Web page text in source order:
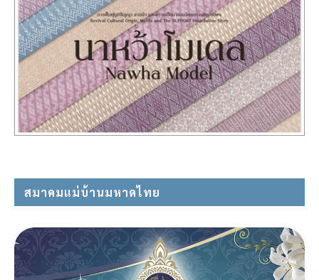
สมาคมแม่บ้านมหาดไทย